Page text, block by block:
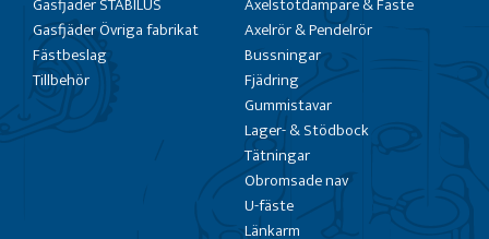
Gasfjäder Övriga fabrikat
Fästbeslag
Tillbehör
Axelrör & Pendelrör
Bussningar
Fjädring
Gummistavar
Lager- & Stödbock
Tätningar
Obromsade nav
U-fäste
Länkarm